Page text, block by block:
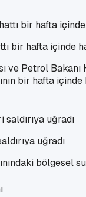
bir hafta içinde
ve Petrol
bir hafta
uğradı
bölgesel